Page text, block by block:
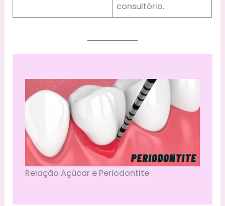
consultório.
Relação Açúcar e Periodontite